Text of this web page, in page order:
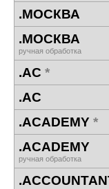
.МОСКВА
.МОСКВА
ручная обработка
.AC *
.AC
.ACADEMY *
.ACADEMY
ручная обработка